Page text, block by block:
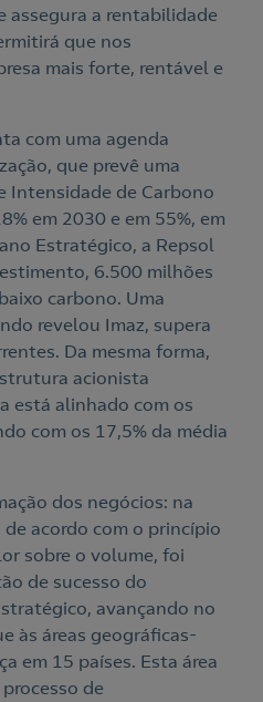
assegura a rentabilidade
que nos
mais forte, rentável e
com uma agenda
que prevê uma
Intensidade de Carbono
em 2030 e em 55%, em
Estratégico, a Repsol
6.500 milhões
carbono. Uma
revelou Imaz, supera
Da mesma forma,
acionista
está alinhado com os
com os 17,5% da média
dos negócios: na
acordo com o princípio
sobre o volume, foi
de sucesso do
avançando no
às áreas geográficas-
em 15 países. Esta área
de